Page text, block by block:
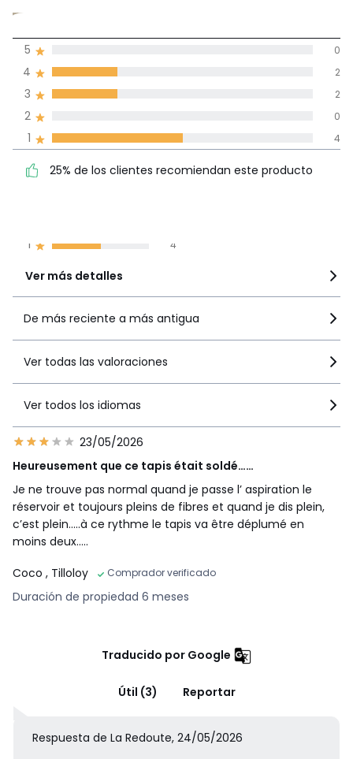
2,3
1 4
4 2
25% de los clientes
recomiendan este producto
Ver más detalles
1 4
2 0
3 2
4 2
5 0
25% de los clientes recomiendan este producto
De más reciente a más antigua
Ver todas las valoraciones
Ver todos los idiomas
23/05/2026
Heureusement que ce tapis était soldé……
Je ne trouve pas normal quand je passe l’ aspiration le
réservoir et toujours pleins de fibres et quand je dis plein,
c’est plein…..à ce rythme le tapis va être déplumé en
moins deux…..
Coco , Tilloloy Comprador verificado
Duración de propiedad 6 meses
Traducido por Google
Útil (3) Reportar
Respuesta de La Redoute, 24/05/2026